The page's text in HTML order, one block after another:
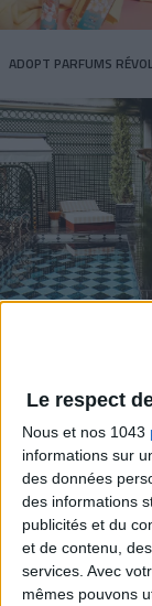
Le respect
Nous et nos 1043
informations sur
des données
des informations
publicités et du
et de contenu,
services. Avec
mêmes pouvons
ADOPT PARFUMS
TOUT